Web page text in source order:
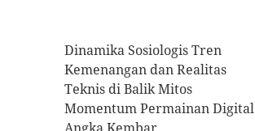
Dinamika Sosiologis Tren
Kemenangan dan Realitas
Teknis di Balik Mitos
Momentum Permainan Digital